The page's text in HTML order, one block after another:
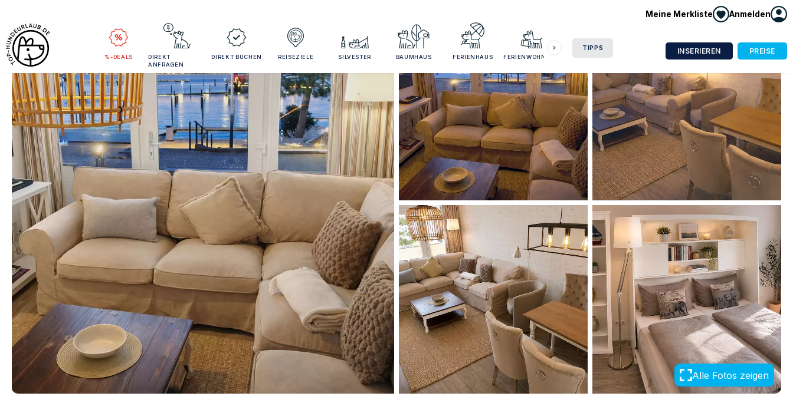
Meine Merkliste Anmelden
%-DEALS
DIREKT
ANFRAGEN
DIREKT BUCHEN REISEZIELE SILVESTER BAUMHAUS FERIENHAUS FERIENWOHNUNG
TIPPS INSERIEREN PREISE
Alle Fotos zeigen